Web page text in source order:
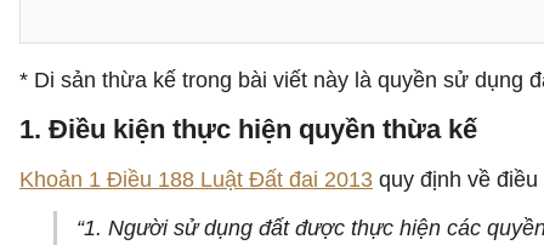
* Di sản thừa kế trong bài viết này là quyền sử dụng
1. Điều kiện thực hiện quyền thừa kế
Khoản 1 Điều 188 Luật Đất đai 2013 quy định về
“1. Người sử dụng đất được thực hiện các